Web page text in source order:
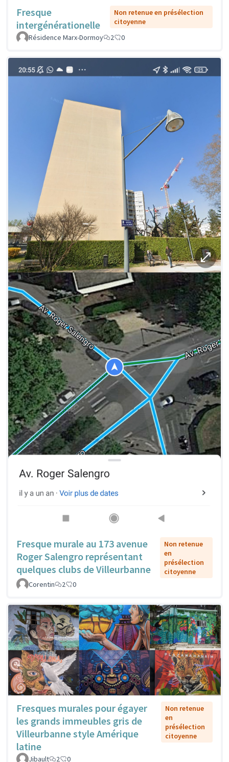
Fresque
intergénérationelle
Non retenue en présélection
citoyenne
Résidence Marx-Dormoy
2 0
Fresque murale au 173 avenue
Roger Salengro représentant
quelques clubs de Villeurbanne
Non retenue
en
présélection
citoyenne
Corentin
2 0
Fresques murales pour égayer
les grands immeubles gris de
Villeurbanne style Amérique
latine
Non retenue
en
présélection
citoyenne
Jibault 2 0